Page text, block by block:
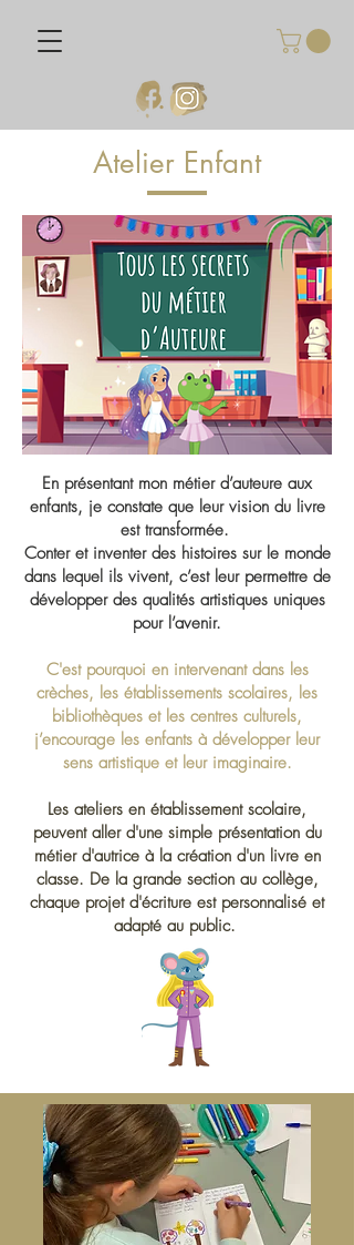
Atelier Enfant
En présentant mon métier d’auteure aux
enfants, je constate que leur vision du livre
est transformée.
Conter et inventer des histoires sur le monde
dans lequel ils vivent, c’est leur permettre de
développer des qualités artistiques uniques
pour l’avenir.​
C'est pourquoi en intervenant dans les
crèches, les établissements scolaires, les
bibliothèques et les centres culturels,
j’encourage les enfants à développer leur
sens artistique et leur imaginaire.
Les ateliers en établissement scolaire,
peuvent aller d'une simple présentation du
métier d'autrice à la création d'un livre en
classe. De la grande section au collège,
chaque projet d'écriture est personnalisé et
adapté au public.